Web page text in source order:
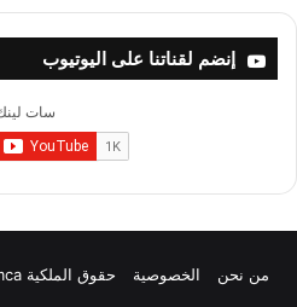
إنضم لقناتنا على اليوتيوب
من نحن الخصوصية حقوق الملكية dmca